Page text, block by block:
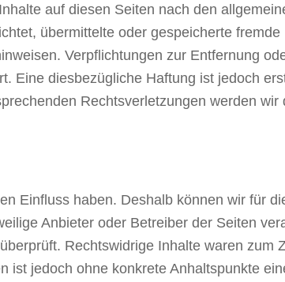
auf diesen Seiten nach den
übermittelte oder gespeicherte fremde
Verpflichtungen zur Entfernung
Eine diesbezügliche Haftung ist jedoch
Rechtsverletzungen werden wir
Einfluss haben. Deshalb können wir für
Anbieter oder Betreiber der Seiten
Rechtswidrige Inhalte waren zum
ist jedoch ohne konkrete Anhaltspunkte